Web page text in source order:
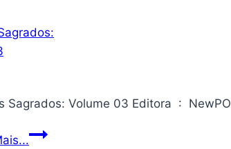
(Sucesso
Jovens